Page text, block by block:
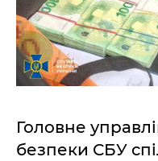
Головне
безпеки СБУ